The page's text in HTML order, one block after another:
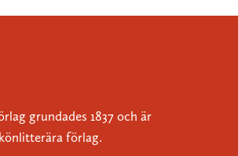
grundades 1837 och är
förlag.